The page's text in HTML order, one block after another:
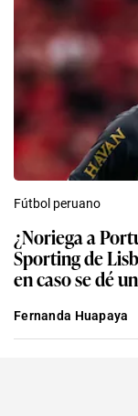
Fútbol peruano
¿Noriega a
Sporting de
en caso se dé
Fernanda Huapaya